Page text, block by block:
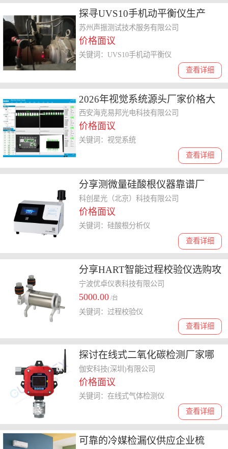
探寻UVS10手机动平衡仪生产
厂，哪家能提供云计算方案又售
后好
苏州声振测试技术服务有限公司
价格面议
查看详细
关键词：UVS10手机动平衡仪
2026年视觉系统源头厂家价格大
揭秘，直接供货性价比高
西安海克易邦光电科技有限公司
价格面议
查看详细
关键词：视觉系统
分享测微量硅酸根仪器靠谱厂
家，价格多少你知道吗
科创星光（北京）科技有限公司
价格面议
查看详细
关键词：硅酸根分析仪
分享HART智能过程校验仪选购攻
略，稳定厂家联系方式揭秘
宁波优卓仪表科技有限公司
5000.00 /台
查看详细
关键词：过程校验仪
探讨在线式二氧化碳检测厂家哪
家好，为你提供实用选购指南
伽安科技(深圳)有限公司
价格面议
查看详细
关键词：在线式气体检测仪
可靠的冷媒检漏仪供应企业梳